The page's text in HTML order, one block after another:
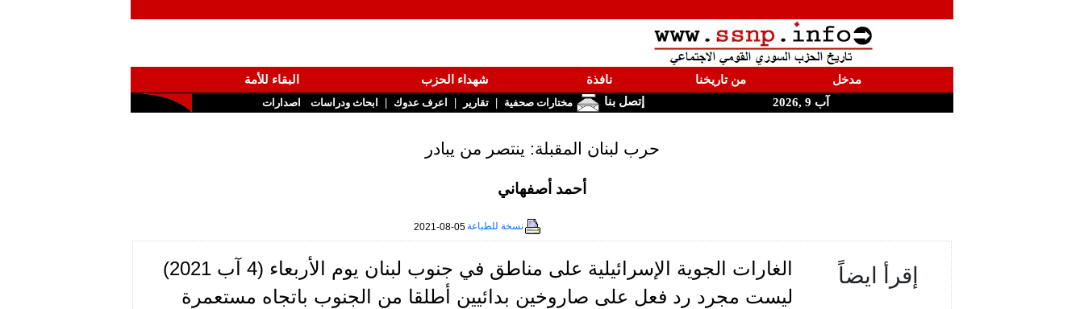
مدخل من تاريخنا نافذة شهداء الحزب
البقاء للأمة
آب 9 ,2026
إتصل بنا مختارات صحفية | تقارير | اعرف عدوك | ابحاث ودراسات اصدارات
حرب لبنان المقبلة: ينتصر من يبادر
أحمد أصفهاني
نسخة للطباعة2021-08-05
إقرأ ايضاً
الغارات الجوية الإسرائيلية على مناطق في جنوب لبنان يوم الأربعاء (4 آب 2021)
ليست مجرد رد فعل على صاروخين بدائيين أطلقا من الجنوب باتجاه مستعمرة